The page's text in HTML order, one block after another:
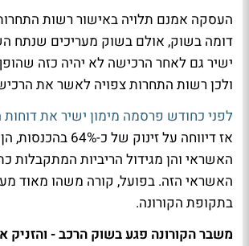
העסקה אמנם תלויה באישור רשות
דומה בשוק, אולם בשוק מעריכים שנתח
ישיר גם לאחר הרכישה לא יהיה כזה
ולכן רשות התחרות צפויה לאשר את
לפני כחודש פרסמה מימון ישיר את
אז דיווחה על זינוק של כ-
האשראי והן מגידול הריביות המתקבלות
האשראי הזה. בפועל, קורה משהו מאוד
בתקופת הקורונה.
משבר הקורונה פגע בשוק הרכב - והזניק